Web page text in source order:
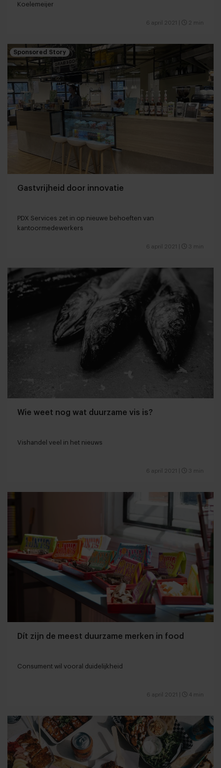
Koelemeijer
6 april 2021 2 min
Sponsored Story
Gastvrijheid door innovatie
PDX Services zet in op nieuwe behoeften van
kantoormedewerkers
6 april 2021 3 min
Wie weet nog wat duurzame vis is?
Vishandel veel in het nieuws
6 april 2021 3 min
Dít zijn de meest duurzame merken in food
Consument wil vooral duidelijkheid
6 april 2021 4 min